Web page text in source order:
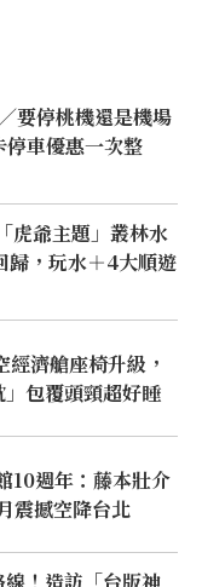
要停桃機還是機場
車優惠一次整
虎爺主題」叢林水
歸，玩水＋4大順遊
濟艙座椅升級，
包覆頭頸超好睡
10週年：藤本壯介
震撼空降台北
！造訪「台版神